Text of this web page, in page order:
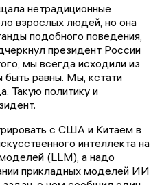
нетрадиционные
взрослых людей, но она
подобного поведения,
президент России
мы всегда исходили из
равны. Мы, кстати
Такую политику и
с США и Китаем в
интеллекта на
(LLM), а надо
прикладных моделей ИИ